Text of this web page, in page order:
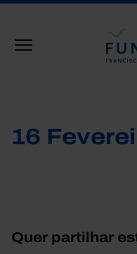
16
Quer partilhar